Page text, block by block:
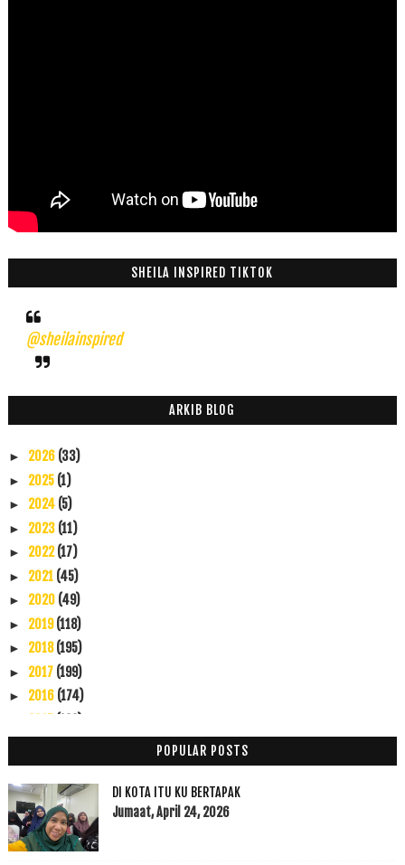
SHEILA INSPIRED TIKTOK
@sheilainspired
ARKIB BLOG
► 2026 (33)
► 2025 (1)
► 2024 (5)
► 2023 (11)
► 2022(17)
► 2021 (45)
► 2020 (49)
► 2019(118)
► 2018(195)
► 2017 (199)
► 2016 (174)
▼2013(53)
►Disember(1)
►November
►Oktober(3)
POPULAR POSTS
DI KOTA ITU KU BERTAPAK
Jumaat, April 24, 2026